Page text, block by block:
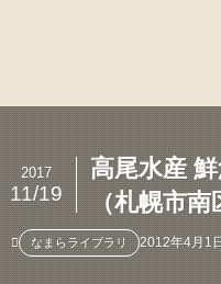
高尾水産
（札幌市南
2017
11/19
なまらライブラリ 2012年4月1